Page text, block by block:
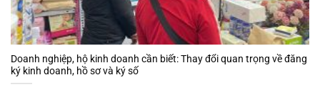
Doanh nghiệp, hộ kinh doanh cần biết: Thay đổi quan trọng về đăng
ký kinh doanh, hồ sơ và ký số